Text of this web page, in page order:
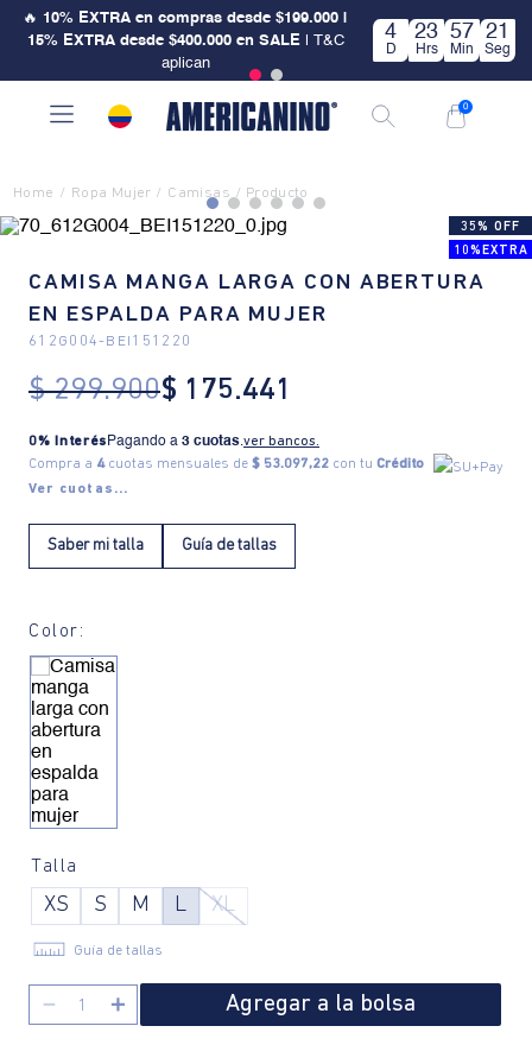
🔥 10% EXTRA en compras desde $199.000 |
15% EXTRA desde $400.000 en SALE| T&C
aplican
4
D
23
Hrs
57
Min
21
Seg
0
Ropa Mujer Camisas
35% OFF
10%EXTRA
CAMISA MANGA LARGA CON ABERTURA
EN ESPALDA PARA MUJER
612G004- BEI151220
$ 299.900$ 175.441
0% Interés Pagando a 3 cuotas.ver bancos.
Compra a 4cuotas mensuales de $ 53.097,22 con tu Crédito
Ver cuotas...
Saber mi talla Guía de tallas
Color:
Talla
XS S M L XL
Guía de tallas
＋
－ Agregar a la bolsa